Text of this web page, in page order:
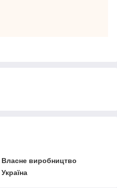
Власне виробництво
Україна